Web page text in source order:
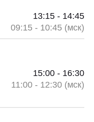
13:15 - 14:45
09:15 - 10:45 (мск)
15:00 - 16:30
11:00 - 12:30 (мск)